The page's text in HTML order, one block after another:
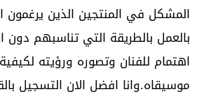
المشكل في المنتجين الذين يرغمون
بالعمل بالطريقة التي تناسبهم دون
اهتمام للفنان وتصوره ورؤيته
موسيقاه.وانا افضل الان التسجيل